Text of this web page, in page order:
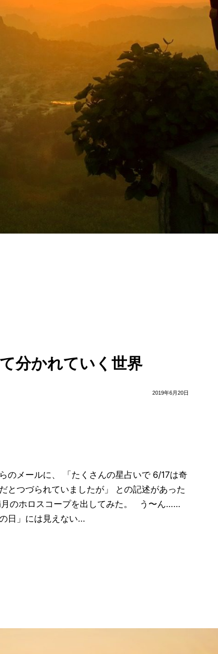
分かれていく世界
2019年6月20日
のメールに、 「たくさんの星占いで 6/17は奇
とつづられていましたが」 との記述があった
月のホロスコープを出してみた。 う〜ん……
日」には見えない